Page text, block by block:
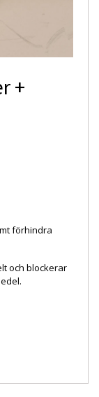
+
förhindra
och blockerar